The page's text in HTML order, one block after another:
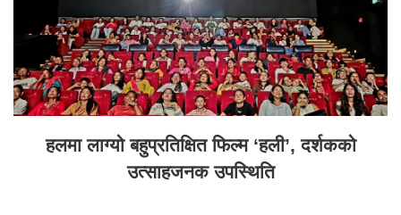
हलमा लाग्यो बहुप्रतिक्षित फिल्म ‘हली’, दर्शकको
उत्साहजनक उपस्थिति